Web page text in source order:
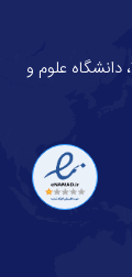
بابل، خیابان شیخ طبرسی، خیابان سرداران ۱۲، دانشگاه علوم و